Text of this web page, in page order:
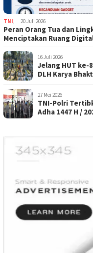
TNI, 20 Juli 2026
Peran Orang Tua dan
Menciptakan Ruang
16 Juli 2026
Jelang HUT ke-
DLH Karya
27 Mei 2026
TNI-Polri
Adha 1447 H /